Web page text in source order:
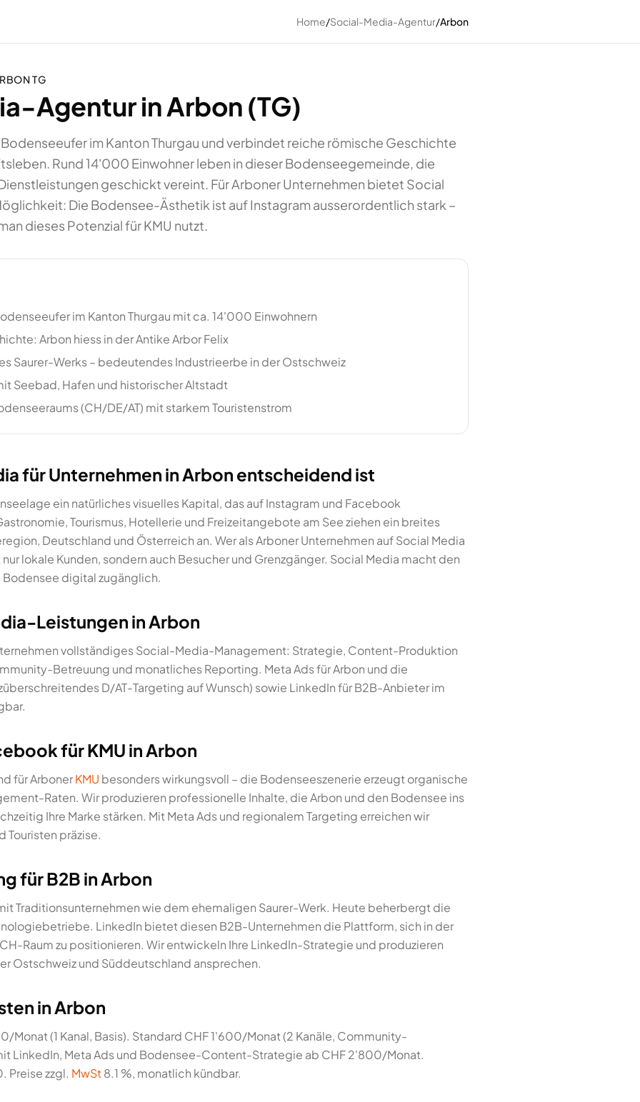
Home/Social-Media-Agentur/Arbon
TG
Agentur in Arbon (TG)
im Kanton Thurgau und verbindet reiche römische Geschichte
Rund 14'000 Einwohner leben in dieser Bodenseegemeinde, die
geschickt vereint. Für Arboner Unternehmen bietet Social
Die Bodensee-Ästhetik ist auf Instagram ausserordentlich stark –
dieses Potenzial für KMU nutzt.
im Kanton Thurgau mit ca. 14'000 Einwohnern
Arbon hiess in der Antike Arbor Felix
Saurer-Werks – bedeutendes Industrieerbe in der Ostschweiz
Seebad, Hafen und historischer Altstadt
(CH/DE/AT) mit starkem Touristenstrom
für Unternehmen in Arbon entscheidend ist
ein natürliches visuelles Kapital, das auf Instagram und Facebook
Tourismus, Hotellerie und Freizeitangebote am See ziehen ein breites
Deutschland und Österreich an. Wer als Arboner Unternehmen auf Social Media
lokale Kunden, sondern auch Besucher und Grenzgänger. Social Media macht den
digital zugänglich.
Leistungen in Arbon
vollständiges Social-Media-Management: Strategie, Content-Produktion
Betreuung und monatliches Reporting. Meta Ads für Arbon und die
D/AT-Targeting auf Wunsch) sowie LinkedIn für B2B-Anbieter im
für KMU in Arbon
für ArbonerKMU besonders wirkungsvoll – die Bodenseeszenerie erzeugt organische
Raten. Wir produzieren professionelle Inhalte, die Arbon und den Bodensee ins
Ihre Marke stärken. Mit Meta Ads und regionalem Targeting erreichen wir
Touristen präzise.
für B2B in Arbon
Traditionsunternehmen wie dem ehemaligen Saurer-Werk. Heute beherbergt die
LinkedIn bietet diesen B2B-Unternehmen die Plattform, sich in der
Raum zu positionieren. Wir entwickeln Ihre LinkedIn-Strategie und produzieren
Ostschweiz und Süddeutschland ansprechen.
in Arbon
Monat (1 Kanal, Basis). Standard CHF 1'600/Monat (2 Kanäle, Community-
LinkedIn, Meta Ads und Bodensee-Content-Strategie ab CHF 2'800/Monat.
Preise zzgl. MwSt8.1 %, monatlich kündbar.